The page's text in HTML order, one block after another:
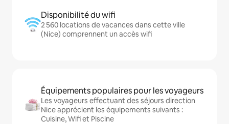
Disponibilité du wifi
2 560 locations de vacances dans cette ville
(Nice) comprennent un accès wifi
Équipements populaires pour les voyageurs
Les voyageurs effectuant des séjours direction
Nice apprécient les équipements suivants :
Cuisine, Wifi et Piscine